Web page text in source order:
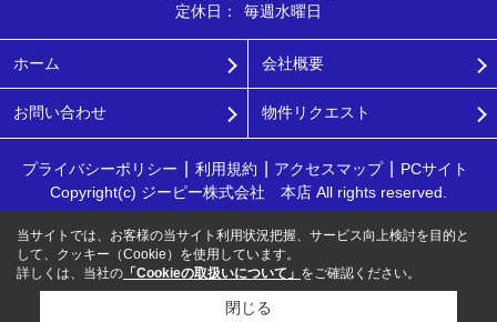
定休日：
毎週水曜日
ホーム 会社概要
お問い合わせ 物件リクエスト
プライバシーポリシー 利用規約 アクセスマップ
PCサイト
Copyright(c) ジーピー株式会社 本店 All rights reserved.
当サイトでは、お客様の当サイト利用状況把握、サービス向上検討を目的と
して、クッキー（Cookie）を使用しています。
詳しくは、当社の 「Cookieの取扱いについて」 をご確認ください。
閉じる